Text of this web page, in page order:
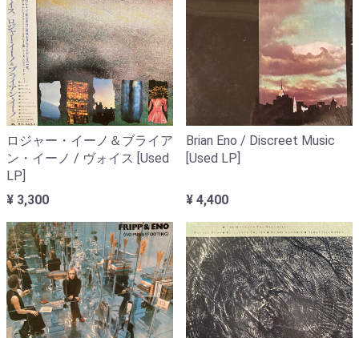
ロジャー・イーノ＆ブライア
ン・イーノ / ヴォイス [Used
LP]
¥ 3,300
Brian Eno / Discreet Music
[Used LP]
¥ 4,400